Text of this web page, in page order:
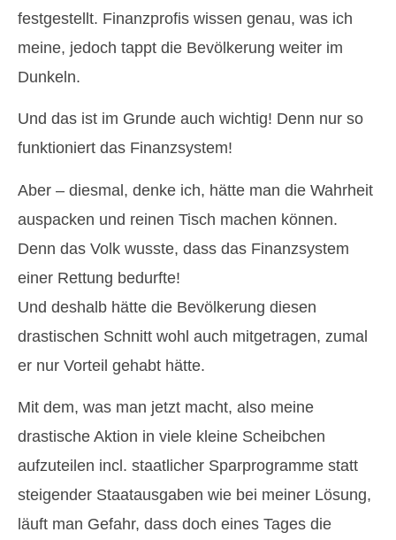
festgestellt. Finanzprofis wissen genau, was ich
meine, jedoch tappt die Bevölkerung weiter im
Dunkeln.
Und das ist im Grunde auch wichtig! Denn nur so
funktioniert das Finanzsystem!
Aber – diesmal, denke ich, hätte man die Wahrheit
auspacken und reinen Tisch machen können.
Denn das Volk wusste, dass das Finanzsystem
einer Rettung bedurfte!
Und deshalb hätte die Bevölkerung diesen
drastischen Schnitt wohl auch mitgetragen, zumal
er nur Vorteil gehabt hätte.
Mit dem, was man jetzt macht, also meine
drastische Aktion in viele kleine Scheibchen
aufzuteilen incl. staatlicher Sparprogramme statt
steigender Staatausgaben wie bei meiner Lösung,
läuft man Gefahr, dass doch eines Tages die